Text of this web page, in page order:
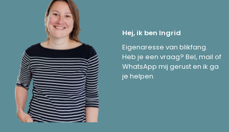
Hej, ik ben Ingrid
Eigenaresse van blikfang.
Heb je een vraag? Bel, mail of
WhatsApp mij gerust en ik ga
je helpen.